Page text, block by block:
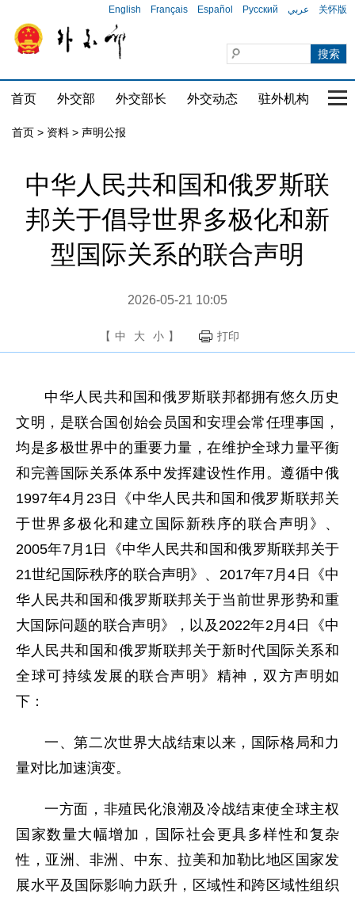
English Français Español Русский عربي 关怀版
首页 外交部 外交部长 外交动态 驻外机构 国
首页 > 资料 > 声明公报
中华人民共和国和俄罗斯联
邦关于倡导世界多极化和新
型国际关系的联合声明
2026-05-21 10:05
【 中 大 小 】 打印
中华人民共和国和俄罗斯联邦都拥有悠久历史
文明，是联合国创始会员国和安理会常任理事国，
均是多极世界中的重要力量，在维护全球力量平衡
和完善国际关系体系中发挥建设性作用。遵循中俄
1997年4月23日《中华人民共和国和俄罗斯联邦关
于世界多极化和建立国际新秩序的联合声明》、
2005年7月1日《中华人民共和国和俄罗斯联邦关于
21世纪国际秩序的联合声明》、2017年7月4日《中
华人民共和国和俄罗斯联邦关于当前世界形势和重
大国际问题的联合声明》，以及2022年2月4日《中
华人民共和国和俄罗斯联邦关于新时代国际关系和
全球可持续发展的联合声明》精神，双方声明如
下：
一、第二次世界大战结束以来，国际格局和力
量对比加速演变。
一方面，非殖民化浪潮及冷战结束使全球主权
国家数量大幅增加，国际社会更具多样性和复杂
性，亚洲、非洲、中东、拉美和加勒比地区国家发
展水平及国际影响力跃升，区域性和跨区域性组织